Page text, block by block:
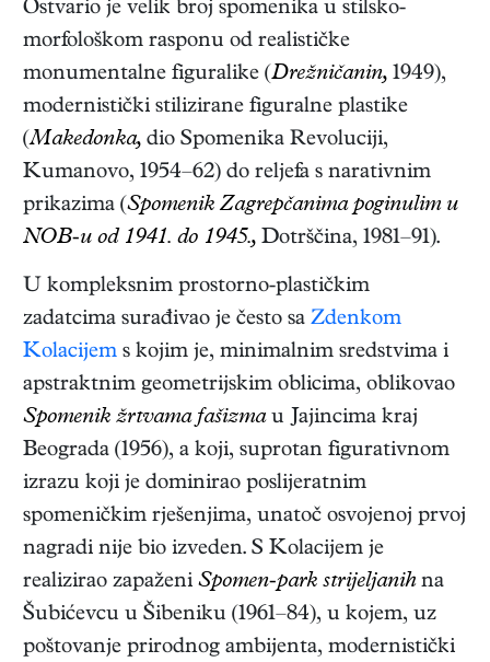
Ostvario je velik broj spomenika u stilsko-
morfološkom rasponu od realističke
monumentalne figuralike (Drežničanin, 1949),
modernistički stilizirane figuralne plastike
(Makedonka, dio Spomenika Revoluciji,
Kumanovo, 1954–62) do reljefa s narativnim
prikazima (Spomenik Zagrepčanima poginulim u
NOB-u od 1941. do 1945., Dotrščina, 1981–91).
U kompleksnim prostorno-plastičkim
zadatcima surađivao je često sa Zdenkom
Kolacijem s kojim je, minimalnim sredstvima i
apstraktnim geometrijskim oblicima, oblikovao
Spomenik žrtvama fašizmau Jajincima kraj
Beograda (1956), a koji, suprotan figurativnom
izrazu koji je dominirao poslijeratnim
spomeničkim rješenjima, unatoč osvojenoj prvoj
nagradi nije bio izveden. S Kolacijem je
realizirao zapaženi Spomen-park strijeljanihna
Šubićevcu u Šibeniku (1961–84), u kojem, uz
poštovanje prirodnog ambijenta, modernistički